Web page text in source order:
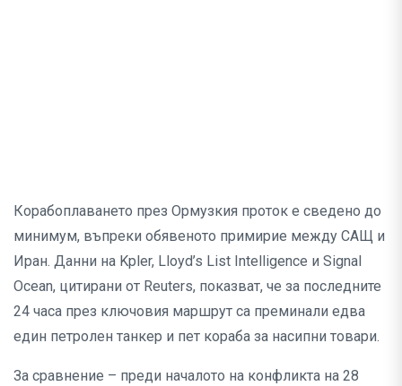
Корабоплаването през Ормузкия проток е сведено до
минимум, въпреки обявеното примирие между САЩ и
Иран. Данни на Kpler, Lloyd’s List Intelligence и Signal
Ocean, цитирани от Reuters, показват, че за последните
24 часа през ключовия маршрут са преминали едва
един петролен танкер и пет кораба за насипни товари.
За сравнение – преди началото на конфликта на 28